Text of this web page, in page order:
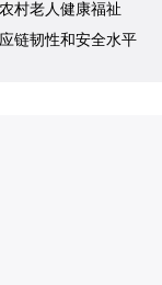
村老人健康福祉
链韧性和安全水平